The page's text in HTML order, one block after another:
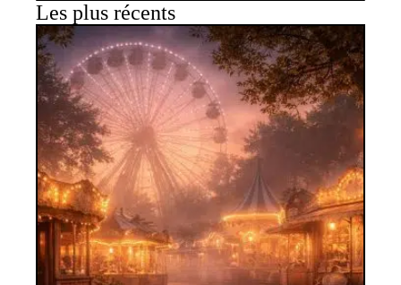
Les plus récents